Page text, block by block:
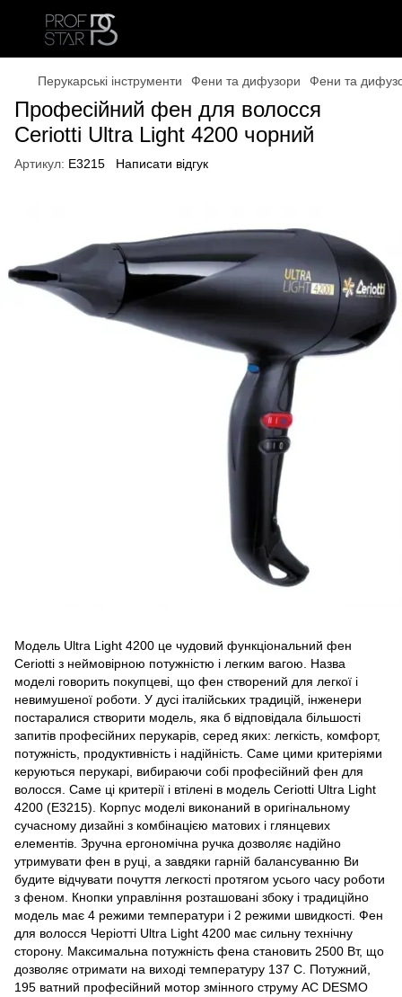
Перукарські інструменти Фени та дифузори Фени та
Професійний фен для волосся
Ceriotti Ultra Light 4200 чорний
Артикул: Е3215 Написати відгук
Модель Ultra Light 4200 це чудовий функціональний фен
Ceriotti з неймовірною потужністю і легким вагою. Назва
моделі говорить покупцеві, що фен створений для легкої і
невимушеної роботи. У дусі італійських традицій, інженери
постаралися створити модель, яка б відповідала більшості
запитів професійних перукарів, серед яких: легкість, комфорт,
потужність, продуктивність і надійність. Саме цими критеріями
керуються перукарі, вибираючи собі професійний фен для
волосся. Саме ці критерії і втілені в модель Ceriotti Ultra Light
4200 (E3215). Корпус моделі виконаний в оригінальному
сучасному дизайні з комбінацією матових і глянцевих
елементів. Зручна ергономічна ручка дозволяє надійно
утримувати фен в руці, а завдяки гарній балансуванню Ви
будите відчувати почуття легкості протягом усього часу роботи
з феном. Кнопки управління розташовані збоку і традиційно
модель має 4 режими температури і 2 режими швидкості. Фен
для волосся Черіотті Ultra Light 4200 має сильну технічну
сторону. Максимальна потужність фена становить 2500 Вт, що
дозволяє отримати на виході температуру 137 C. Потужний,
195 ватний професійний мотор змінного струму AC DESMO